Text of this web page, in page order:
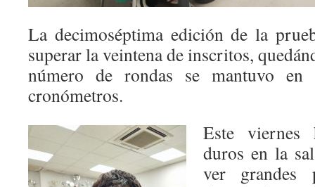
La decimoséptima edición de la
superar la veintena de inscritos,
número de rondas se mantuvo
cronómetros.
Este viernes
duros en la
ver grandes